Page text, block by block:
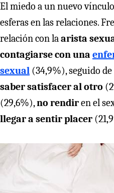
El miedo a un nuevo
esferas en las relaciones.
relación con laarista
contagiarse con una
sexual (34,9%), seguido de
saber satisfacer al otro
(29,6%),no rendiren el
llegar a sentir placer